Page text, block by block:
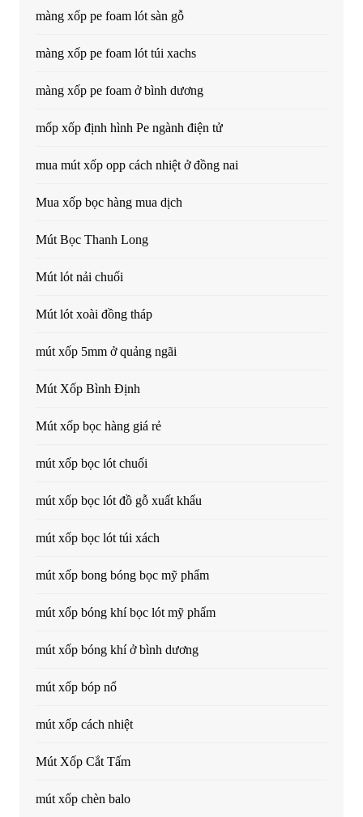
màng xốp pe foam lót sàn gỗ
màng xốp pe foam lót túi xachs
màng xốp pe foam ở bình dương
mốp xốp định hình Pe ngành điện tử
mua mút xốp opp cách nhiệt ở đồng nai
Mua xốp bọc hàng mua dịch
Mút Bọc Thanh Long
Mút lót nải chuối
Mút lót xoài đồng tháp
mút xốp 5mm ở quảng ngãi
Mút Xốp Bình Định
Mút xốp bọc hàng giá rẻ
mút xốp bọc lót chuối
mút xốp bọc lót đồ gỗ xuất khẩu
mút xốp bọc lót túi xách
mút xốp bong bóng bọc mỹ phẩm
mút xốp bóng khí bọc lót mỹ phẩm
mút xốp bóng khí ở bình dương
mút xốp bóp nổ
mút xốp cách nhiệt
Mút Xốp Cắt Tấm
mút xốp chèn balo